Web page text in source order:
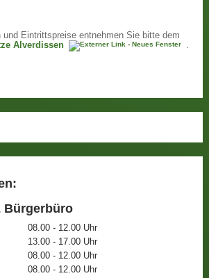
und Eintrittspreise entnehmen Sie bitte dem
Alverdissen .
Bürgerbüro
08.00 - 12.00 Uhr
13.00 - 17.00 Uhr
08.00 - 12.00 Uhr
08.00 - 12.00 Uhr